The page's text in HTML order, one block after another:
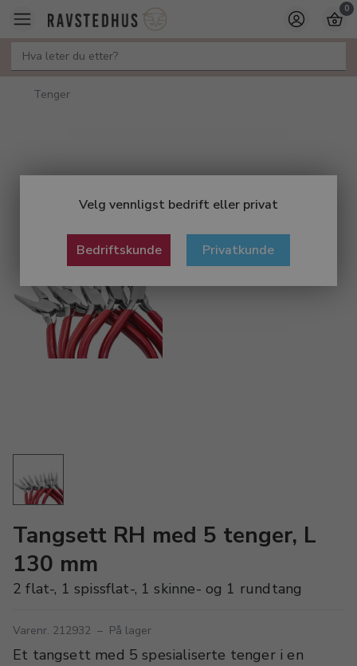
Velg vennligst bedrift eller privat
Bedriftskunde Privatkunde
0
Tenger
Tangsett RH med 5 tenger, L
130 mm
2 flat-, 1 spissflat-, 1 skinne- og 1 rundtang
Varenr. 212932 – På lager
Et tangsett med 5 spesialiserte tenger i en